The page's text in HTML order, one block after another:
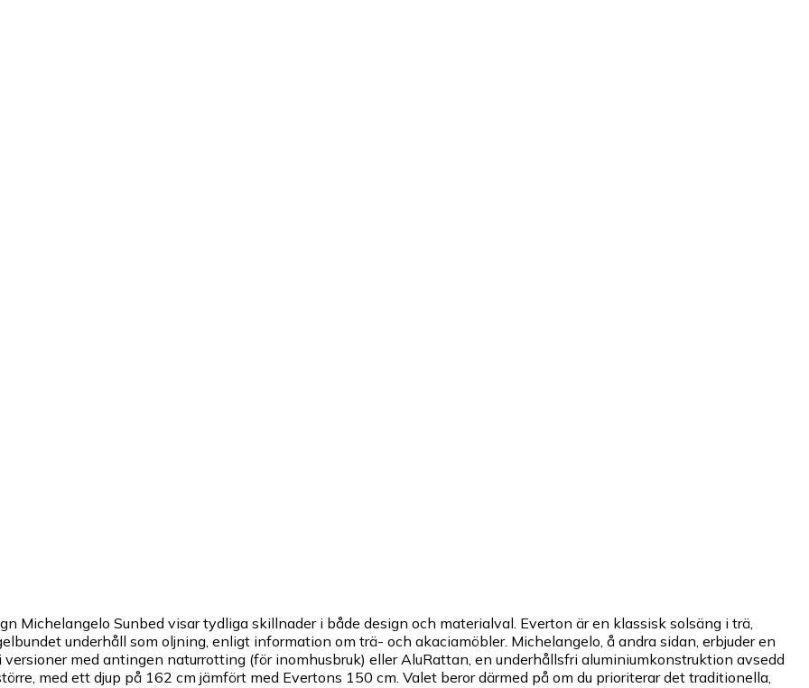
Michelangelo Sunbed visar tydliga skillnader i både design och materialval. Everton är en klassisk solsäng i trä,
underhåll som oljning, enligt information om trä- och akaciamöbler. Michelangelo, å andra sidan, erbjuder en
med antingen naturrotting (för inomhusbruk) eller AluRattan, en underhållsfri aluminiumkonstruktion avsedd
med ett djup på 162 cm jämfört med Evertons 150 cm. Valet beror därmed på om du prioriterar det traditionella,